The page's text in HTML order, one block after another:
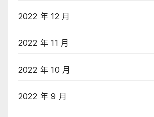
2022 年 12 月
2022 年 11 月
2022 年 10 月
2022 年 9 月